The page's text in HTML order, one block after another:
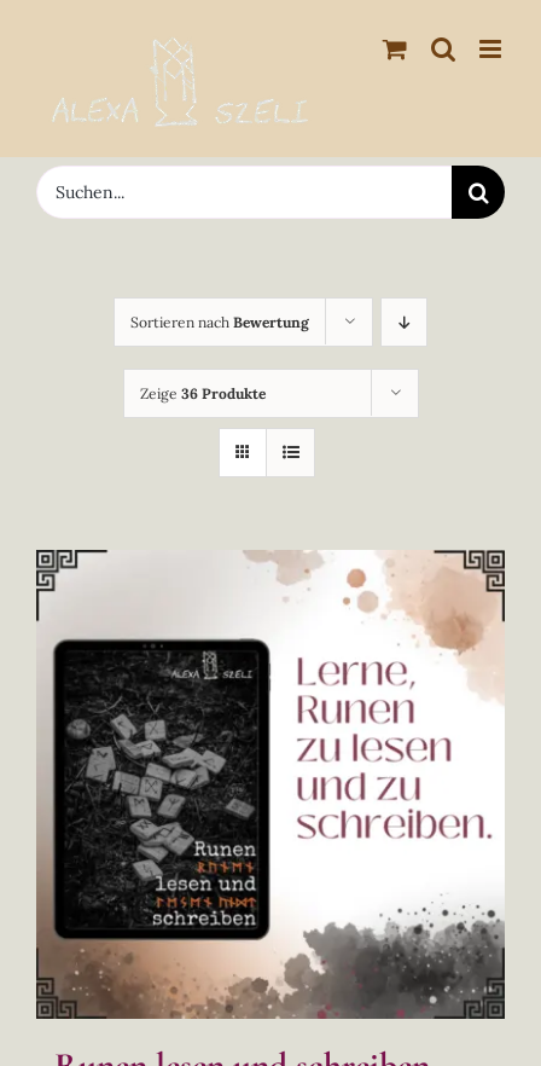
springen
Suche
nach:
Sortieren nach Bewertung
Zeige 36 Produkte